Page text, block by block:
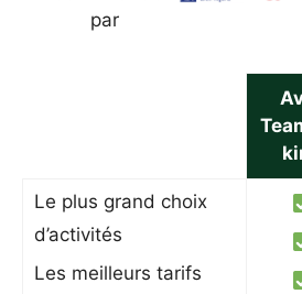
par
Le plus grand choix
d’activités
Les meilleurs tarifs